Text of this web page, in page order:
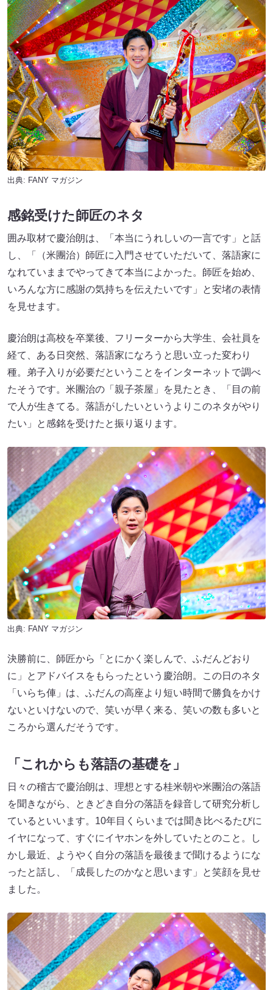
出典: FANY マガジン
感銘受けた師匠のネタ
囲み取材で慶治朗は、「本当にうれしいの一言です」と話
し、「（米團治）師匠に入門させていただいて、落語家に
なれていままでやってきて本当によかった。師匠を始め、
いろんな方に感謝の気持ちを伝えたいです」と安堵の表情
を見せます。
慶治朗は高校を卒業後、フリーターから大学生、会社員を
経て、ある日突然、落語家になろうと思い立った変わり
種。弟子入りが必要だということをインターネットで調べ
たそうです。米團治の「親子茶屋」を見たとき、「目の前
で人が生きてる。落語がしたいというよりこのネタがやり
たい」と感銘を受けたと振り返ります。
出典: FANY マガジン
決勝前に、師匠から「とにかく楽しんで、ふだんどおり
に」とアドバイスをもらったという慶治朗。この日のネタ
「いらち俥」は、ふだんの高座より短い時間で勝負をかけ
ないといけないので、笑いが早く来る、笑いの数も多いと
ころから選んだそうです。
「これからも落語の基礎を」
日々の稽古で慶治朗は、理想とする桂米朝や米團治の落語
を聞きながら、ときどき自分の落語を録音して研究分析し
ているといいます。10年目くらいまでは聞き比べるたびに
イヤになって、すぐにイヤホンを外していたとのこと。し
かし最近、ようやく自分の落語を最後まで聞けるようにな
ったと話し、「成長したのかなと思います」と笑顔を見せ
ました。